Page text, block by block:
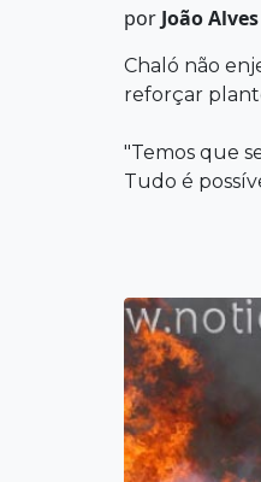
por João Alves
Chaló não
reforçar
"Temos que
Tudo é